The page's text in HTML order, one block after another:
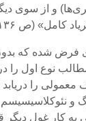
و از سوی
کامل» (ص ۱۳۶).
فرض شده که
نوع اول را
معمولی را
و
به کار غول دیگر
نمی توانی
باشی،
ترین باش